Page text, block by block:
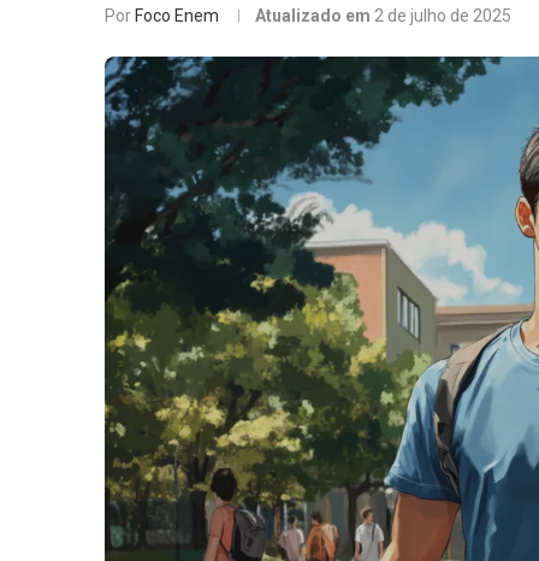
Por Foco Enem Atualizado em 2 de julho de 2025